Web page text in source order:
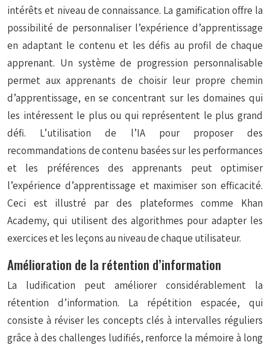
intérêts et niveau de connaissance. La gamification offre la
possibilité de personnaliser l’expérience d’apprentissage
en adaptant le contenu et les défis au profil de chaque
apprenant. Un système de progression personnalisable
permet aux apprenants de choisir leur propre chemin
d’apprentissage, en se concentrant sur les domaines qui
les intéressent le plus ou qui représentent le plus grand
défi. L’utilisation de l’IA pour proposer des
recommandations de contenu basées sur les performances
et les préférences des apprenants peut optimiser
l’expérience d’apprentissage et maximiser son efficacité.
Ceci est illustré par des plateformes comme Khan
Academy, qui utilisent des algorithmes pour adapter les
exercices et les leçons au niveau de chaque utilisateur.
Amélioration de la rétention d’information
La ludification peut améliorer considérablement la
rétention d’information. La répétition espacée, qui
consiste à réviser les concepts clés à intervalles réguliers
grâce à des challenges ludifiés, renforce la mémoire à long